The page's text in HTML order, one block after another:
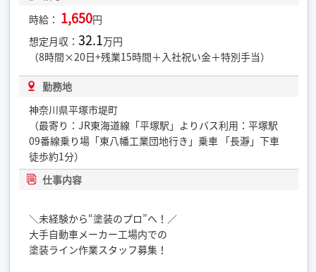
時給： 1,650円
想定月収：32.1万円
（8時間×20日+残業15時間＋入社祝い金＋特別手当）
勤務地
神奈川県平塚市堤町
（最寄り：JR東海道線「平塚駅」よりバス利用：平塚駅
09番線乗り場「東八幡工業団地行き」乗車 「長瀞」下車
徒歩約1分）
仕事内容
＼未経験から“塗装のプロ”へ！／
大手自動車メーカー工場内での
塗装ライン作業スタッフ募集！